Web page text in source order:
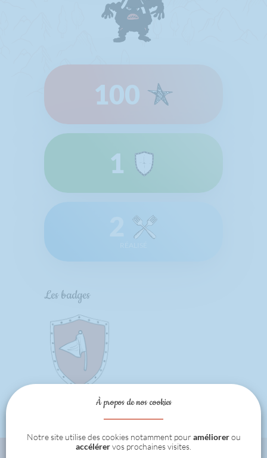
100
1
Les badges
À propos de nos cookies
Notre site utilise des cookies notamment pour améliorerou
accélérervos prochaines visites.